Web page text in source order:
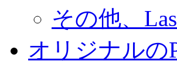
その他、
オリジナルの